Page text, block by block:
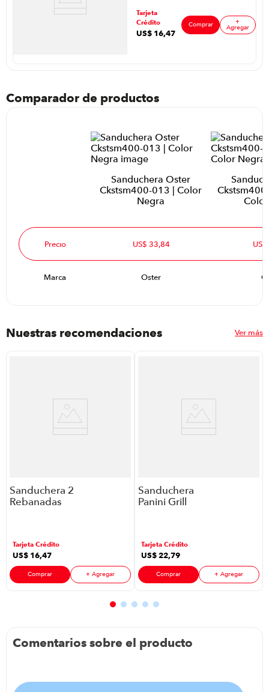
| 750 Watts
Color Blanco
Tarjeta
Crédito
US$ 16,47
Comprar +
Agregar
Comparador de productos
Sanduchera Oster
Ckstsm400-013 | Color
Negra
Precio US$ 33,84
Marca Oster
Nuestras recomendaciones Ver más
Sanduchera 2
Rebanadas
Watts Color
Blanco
Tarjeta Crédito
US$ 16,47
Comprar + Agregar
Sanduchera
Panini Grill
Watts Color
Inox
Tarjeta Crédito
US$22,79
Comprar + Agregar
Comentarios sobre el producto